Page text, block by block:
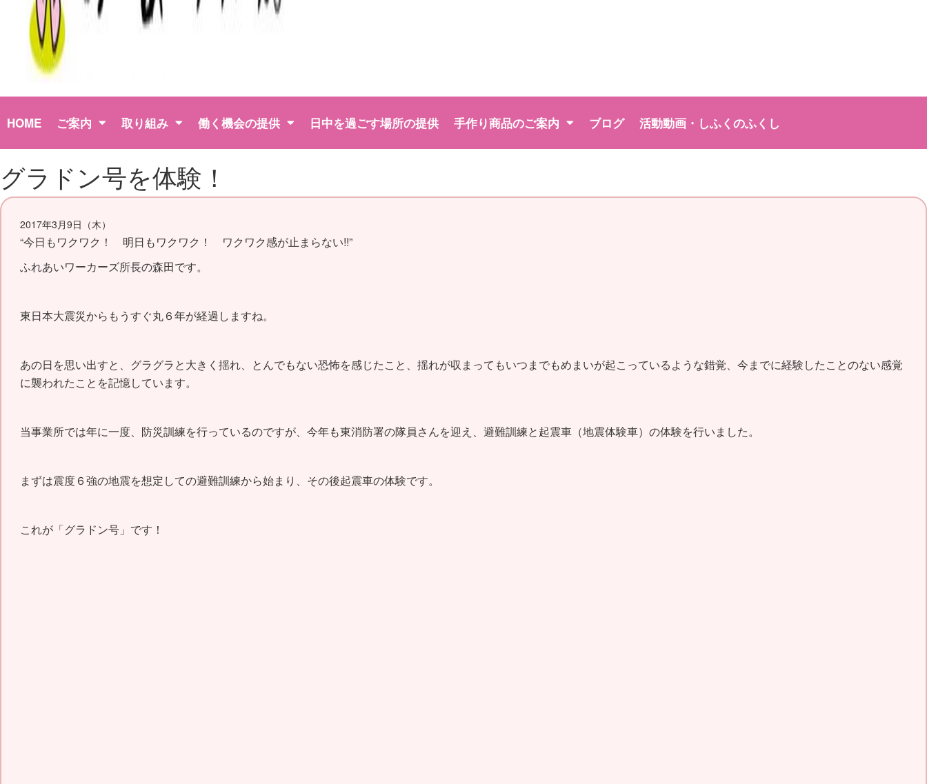
HOME ご案内 取り組み 働く機会の提供 日中を過ごす場所の提供 手作り商品のご案内 ブログ 活動動画・しふくのふくし
グラドン号を体験！
2017年3月9日（木）
“今日もワクワク！ 明日もワクワク！ ワクワク感が止まらない!!”
ふれあいワーカーズ所長の森田です。
東日本大震災からもうすぐ丸６年が経過しますね。
あの日を思い出すと、グラグラと大きく揺れ、とんでもない恐怖を感じたこと、揺れが収まってもいつまでもめまいが起こっているような錯覚、今までに経験したことのない感覚
に襲われたことを記憶しています。
当事業所では年に一度、防災訓練を行っているのですが、今年も東消防署の隊員さんを迎え、避難訓練と起震車（地震体験車）の体験を行いました。
まずは震度６強の地震を想定しての避難訓練から始まり、その後起震車の体験です。
これが「グラドン号」です！